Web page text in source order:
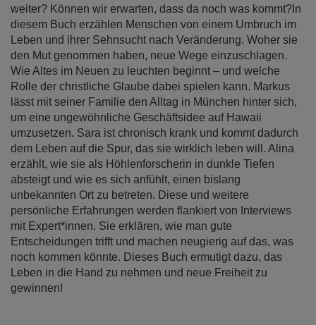
weiter? Können wir erwarten, dass da noch was kommt?In
diesem Buch erzählen Menschen von einem Umbruch im
Leben und ihrer Sehnsucht nach Veränderung. Woher sie
den Mut genommen haben, neue Wege einzuschlagen.
Wie Altes im Neuen zu leuchten beginnt – und welche
Rolle der christliche Glaube dabei spielen kann. Markus
lässt mit seiner Familie den Alltag in München hinter sich,
um eine ungewöhnliche Geschäftsidee auf Hawaii
umzusetzen. Sara ist chronisch krank und kommt dadurch
dem Leben auf die Spur, das sie wirklich leben will. Alina
erzählt, wie sie als Höhlenforscherin in dunkle Tiefen
absteigt und wie es sich anfühlt, einen bislang
unbekannten Ort zu betreten. Diese und weitere
persönliche Erfahrungen werden flankiert von Interviews
mit Expert*innen. Sie erklären, wie man gute
Entscheidungen trifft und machen neugierig auf das, was
noch kommen könnte. Dieses Buch ermutigt dazu, das
Leben in die Hand zu nehmen und neue Freiheit zu
gewinnen!